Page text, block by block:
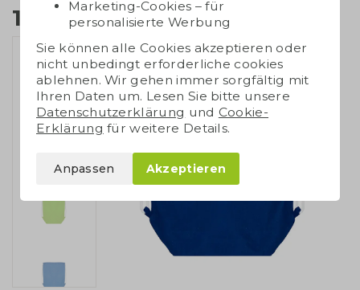
155 gr./m2
Marketing-Cookies – für
personalisierte Werbung
Sie können alle Cookies akzeptieren oder
nicht unbedingt erforderliche cookies
ablehnen. Wir gehen immer sorgfältig mit
Ihren Daten um. Lesen Sie bitte unsere
Datenschutzerklärung und Cookie-
Erklärung für weitere Details.
Anpassen Akzeptieren